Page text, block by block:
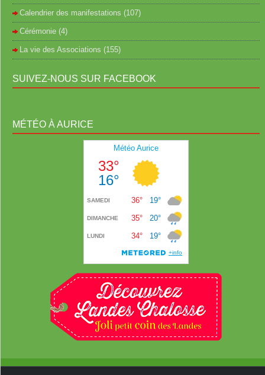
Calendrier des manifestations (107)
Cérémonie (4)
La vie des Associations (155)
SUIVEZ-NOUS SUR FACEBOOK
MÉTÉO À AURICE